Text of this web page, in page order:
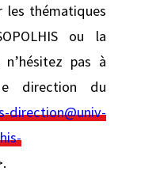
les thématiques
ou la
pas à
direction du
direction@univ-